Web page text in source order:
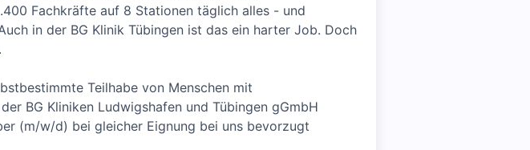
Fachkräfte auf 8 Stationen täglich alles - und
in der BG Klinik Tübingen ist das ein harter Job. Doch
Teilhabe von Menschen mit
BG Kliniken Ludwigshafen und Tübingen gGmbH
(m/w/d) bei gleicher Eignung bei uns bevorzugt